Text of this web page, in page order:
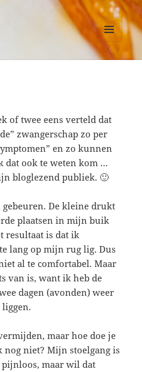
MENU
EN
of twee eens verteld dat
zwangerschap zo per
en zo kunnen
dat ook te weten kom …
bloglezend publiek. 🙂
De kleine drukt
plaatsen in mijn buik
resultaat is dat ik
lang op mijn rug lig. Dus
al te comfortabel. Maar
van is, want ik heb de
dagen (avonden) weer
maar hoe doe je
niet? Mijn stoelgang is
pijnloos, maar wil dat